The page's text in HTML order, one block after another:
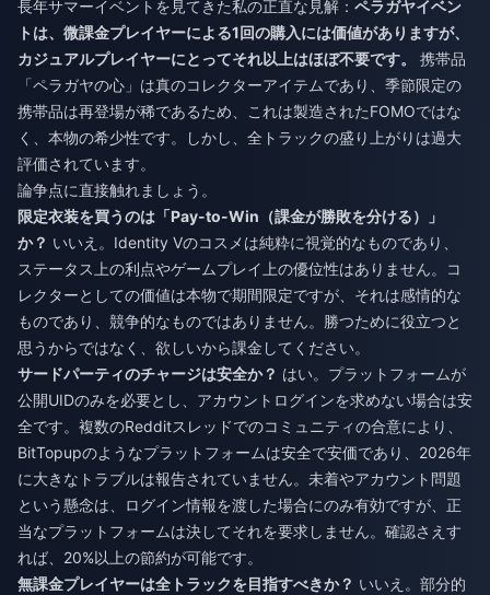
長年サマーイベントを見てきた私の正直な見解： ペラガヤイベン
トは、微課金プレイヤーによる1回の購入には価値がありますが、
カジュアルプレイヤーにとってそれ以上はほぼ不要です。
携帯品
「ペラガヤの心」は真のコレクターアイテムであり、季節限定の
携帯品は再登場が稀であるため、これは製造されたFOMOではな
く、本物の希少性です。しかし、全トラックの盛り上がりは過大
評価されています。
論争点に直接触れましょう。
限定衣装を買うのは「Pay-to-Win（課金が勝敗を分ける）」
か？ いいえ。Identity Vのコスメは純粋に視覚的なものであり、
ステータス上の利点やゲームプレイ上の優位性はありません。コ
レクターとしての価値は本物で期間限定ですが、それは感情的な
ものであり、競争的なものではありません。勝つために役立つと
思うからではなく、欲しいから課金してください。
サードパーティのチャージは安全か？ はい。プラットフォームが
公開UIDのみを必要とし、アカウントログインを求めない場合は安
全です。複数のRedditスレッドでのコミュニティの合意により、
BitTopupのようなプラットフォームは安全で安価であり、2026年
に大きなトラブルは報告されていません。未着やアカウント問題
という懸念は、ログイン情報を渡した場合にのみ有効ですが、正
当なプラットフォームは決してそれを要求しません。確認さえす
れば、20%以上の節約が可能です。
無課金プレイヤーは全トラックを目指すべきか？ いいえ。部分的